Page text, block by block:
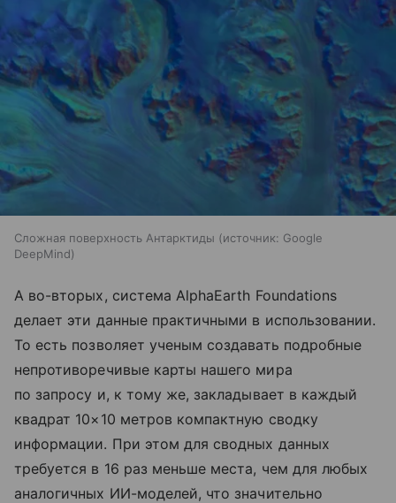
Сложная поверхность Антарктиды источник: Google
DeepMind
А во-вторых, система AlphaEarth Foundations
делает эти данные практичными в использовании.
То есть позволяет ученым создавать подробные
непротиворечивые карты нашего мира
по запросу и, к тому же, закладывает в каждый
квадрат 10×10 метров компактную сводку
информации. При этом для сводных данных
требуется в 16 раз меньше места, чем для любых
аналогичных ИИ-моделей, что значительно